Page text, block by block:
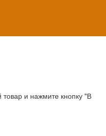
и нажмите кнопку "В